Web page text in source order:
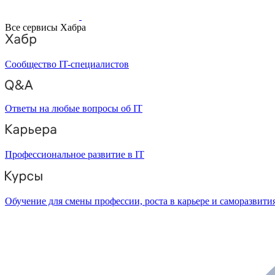
Все сервисы Хабра
Сообщество IT-специалистов
Ответы на любые вопросы об IT
Профессиональное развитие в IT
Обучение для смены профессии, роста в карьере и